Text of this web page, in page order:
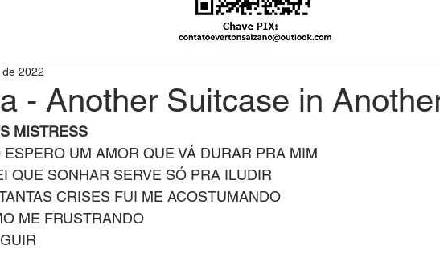
- Another Suitcase in
2022
MISTRESS
ESPERO UM AMOR QUE VÁ DURAR PRA MIM
QUE SONHAR SERVE SÓ PRA ILUDIR
CRISES FUI ME ACOSTUMANDO
ME FRUSTRANDO